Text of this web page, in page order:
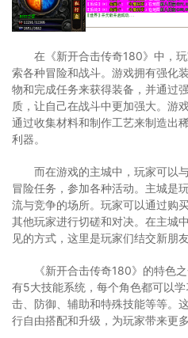
在《新开合击传奇180》中，
索各种冒险和战斗。游戏拥有强化
物和完成任务来获得装备，并通过
质，让自己在战斗中更加强大。游
通过收集材料和制作工艺来制造出
利器。
而在游戏的主城中，玩家可以
冒险任务，参加各种活动。主城是
流与竞争的场所。玩家可以通过购
其他玩家进行切磋和对决。在主城
见的方式，这里是玩家们结交新朋
《新开合击传奇180》的特色
有5大技能系统，每个角色都可以
击、防御、辅助和特殊技能等等。
行自由搭配和升级，为玩家带来更